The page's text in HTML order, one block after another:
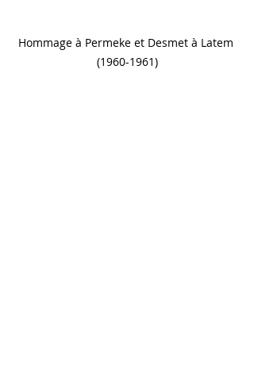
Hommage à Permeke et Desmet à Latem
(1960-1961)